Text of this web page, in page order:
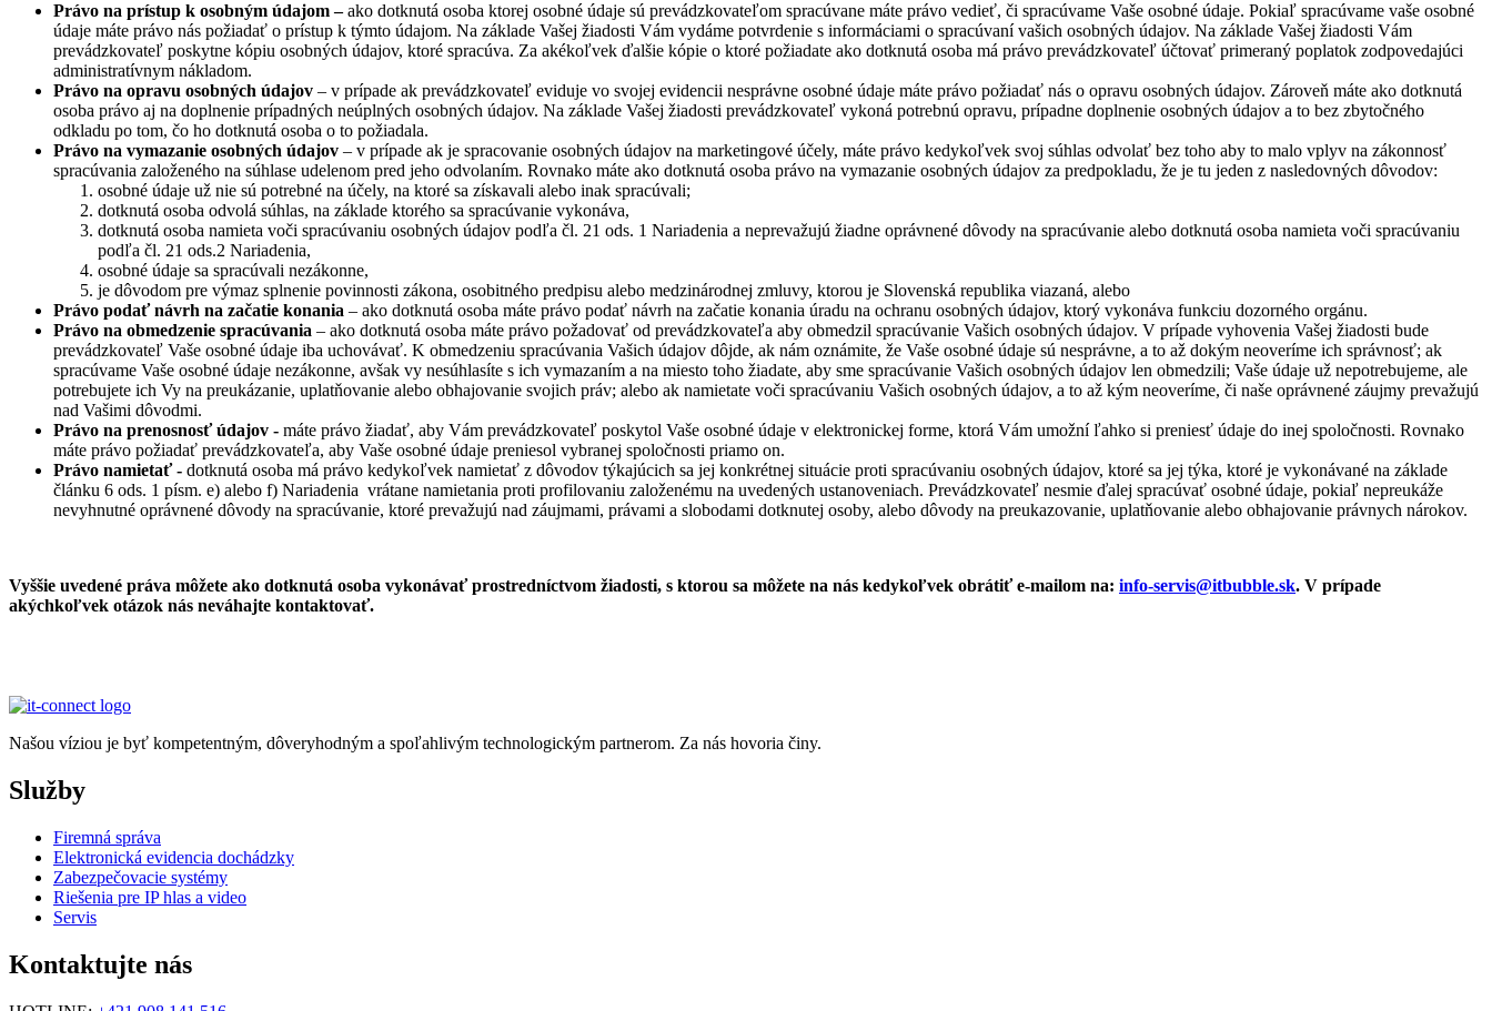
Právo na prístup k osobným údajom –ako dotknutá osoba ktorej osobné údaje sú prevádzkovateľom spracúvane máte právo vedieť, či spracúvame Vaše osobné údaje. Pokiaľ spracúvame vaše osobné
údaje máte právo nás požiadať o prístup k týmto údajom. Na základe Vašej žiadosti Vám vydáme potvrdenie s informáciami o spracúvaní vašich osobných údajov. Na základe Vašej žiadosti Vám
prevádzkovateľ poskytne kópiu osobných údajov, ktoré spracúva. Za akékoľvek ďalšie kópie o ktoré požiadate ako dotknutá osoba má právo prevádzkovateľ účtovať primeraný poplatok zodpovedajúci
administratívnym nákladom.
Právo na opravu osobných údajov – v prípade ak prevádzkovateľ eviduje vo svojej evidencii nesprávne osobné údaje máte právo požiadať nás o opravu osobných údajov. Zároveň máte ako dotknutá
osoba právo aj na doplnenie prípadných neúplných osobných údajov. Na základe Vašej žiadosti prevádzkovateľ vykoná potrebnú opravu, prípadne doplnenie osobných údajov a to bez zbytočného
odkladu po tom, čo ho dotknutá osoba o to požiadala.
Právo na vymazanie osobných údajov – v prípade ak je spracovanie osobných údajov na marketingové účely, máte právo kedykoľvek svoj súhlas odvolať bez toho aby to malo vplyv na zákonnosť
spracúvania založeného na súhlase udelenom pred jeho odvolaním. Rovnako máte ako dotknutá osoba právo na vymazanie osobných údajov za predpokladu, že je tu jeden z nasledovných dôvodov:
osobné údaje už nie sú potrebné na účely, na ktoré sa získavali alebo inak spracúvali;
dotknutá osoba odvolá súhlas, na základe ktorého sa spracúvanie vykonáva,
dotknutá osoba namieta voči spracúvaniu osobných údajov podľa čl. 21 ods. 1 Nariadenia a neprevažujú žiadne oprávnené dôvody na spracúvanie alebo dotknutá osoba namieta voči spracúvaniu
podľa čl. 21 ods.2 Nariadenia,
osobné údaje sa spracúvali nezákonne,
je dôvodom pre výmaz splnenie povinnosti zákona, osobitného predpisu alebo medzinárodnej zmluvy, ktorou je Slovenská republika viazaná, alebo
Právo podať návrh na začatie konania – ako dotknutá osoba máte právo podať návrh na začatie konania úradu na ochranu osobných údajov, ktorý vykonáva funkciu dozorného orgánu.
Právo na obmedzenie spracúvania – ako dotknutá osoba máte právo požadovať od prevádzkovateľa aby obmedzil spracúvanie Vašich osobných údajov. V prípade vyhovenia Vašej žiadosti bude
prevádzkovateľ Vaše osobné údaje iba uchovávať. K obmedzeniu spracúvania Vašich údajov dôjde, ak nám oznámite, že Vaše osobné údaje sú nesprávne, a to až dokým neoveríme ich správnosť; ak
spracúvame Vaše osobné údaje nezákonne, avšak vy nesúhlasíte s ich vymazaním a na miesto toho žiadate, aby sme spracúvanie Vašich osobných údajov len obmedzili; Vaše údaje už nepotrebujeme, ale
potrebujete ich Vy na preukázanie, uplatňovanie alebo obhajovanie svojich práv; alebo ak namietate voči spracúvaniu Vašich osobných údajov, a to až kým neoveríme, či naše oprávnené záujmy prevažujú
nad Vašimi dôvodmi.
Právo na prenosnosť údajov - máte právo žiadať, aby Vám prevádzkovateľ poskytol Vaše osobné údaje v elektronickej forme, ktorá Vám umožní ľahko si preniesť údaje do inej spoločnosti. Rovnako
máte právo požiadať prevádzkovateľa, aby Vaše osobné údaje preniesol vybranej spoločnosti priamo on.
Právo namietať - dotknutá osoba má právo kedykoľvek namietať z dôvodov týkajúcich sa jej konkrétnej situácie proti spracúvaniu osobných údajov, ktoré sa jej týka, ktoré je vykonávané na základe
článku 6 ods. 1 písm. e) alebo f) Nariadenia vrátane namietania proti profilovaniu založenému na uvedených ustanoveniach. Prevádzkovateľ nesmie ďalej spracúvať osobné údaje, pokiaľ nepreukáže
nevyhnutné oprávnené dôvody na spracúvanie, ktoré prevažujú nad záujmami, právami a slobodami dotknutej osoby, alebo dôvody na preukazovanie, uplatňovanie alebo obhajovanie právnych nárokov.
Vyššie uvedené práva môžete ako dotknutá osoba vykonávať prostredníctvom žiadosti, s ktorou sa môžete na nás kedykoľvek obrátiť e-mailom na: info-servis@itbubble.sk. V prípade
akýchkoľvek otázok nás neváhajte kontaktovať.
Našou víziou je byť kompetentným, dôveryhodným a spoľahlivým technologickým partnerom. Za nás hovoria činy.
Služby
Firemná správa
Elektronická evidencia dochádzky
Zabezpečovacie systémy
Riešenia pre IP hlas a video
Servis
Kontaktujte nás